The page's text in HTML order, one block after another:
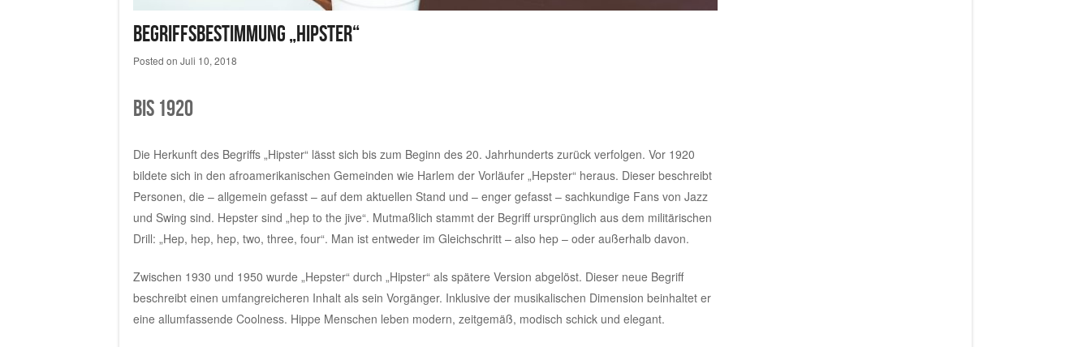
Begriffsbestimmung „Hipster“
Posted on Juli 10, 2018
Bis 1920
Die Herkunft des Begriffs „Hipster“ lässt sich bis zum Beginn des 20. Jahrhunderts zurück verfolgen. Vor 1920
bildete sich in den afroamerikanischen Gemeinden wie Harlem der Vorläufer „Hepster“ heraus. Dieser beschreibt
Personen, die – allgemein gefasst – auf dem aktuellen Stand und – enger gefasst – sachkundige Fans von Jazz
und Swing sind. Hepster sind „hep to the jive“. Mutmaßlich stammt der Begriff ursprünglich aus dem militärischen
Drill: „Hep, hep, hep, two, three, four“. Man ist entweder im Gleichschritt – also hep – oder außerhalb davon.
Zwischen 1930 und 1950 wurde „Hepster“ durch „Hipster“ als spätere Version abgelöst. Dieser neue Begriff
beschreibt einen umfangreicheren Inhalt als sein Vorgänger. Inklusive der musikalischen Dimension beinhaltet er
eine allumfassende Coolness. Hippe Menschen leben modern, zeitgemäß, modisch schick und elegant.